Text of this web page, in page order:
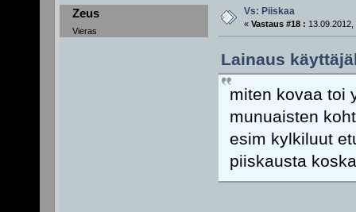
Zeus
Vieras
Vs: Piiskaa
« Vastaus #18 : 13.09.2012,
Lainaus
miten kovaa toi
munuaisten
esim kylkiluut
piiskausta